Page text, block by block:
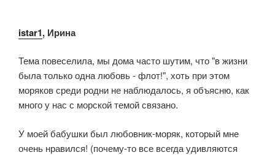
istar1, Ирина
Тема повеселила, мы дома часто шутим, что "в жизни
была только одна любовь - флот!", хоть при этом
моряков среди родни не наблюдалось, я объясню, как
много у нас с морской темой связано.
У моей бабушки был любовник-моряк, который мне
очень нравился! (почему-то все всегда удивляются